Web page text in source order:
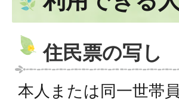
住民票の写し
本人または同一世帯員